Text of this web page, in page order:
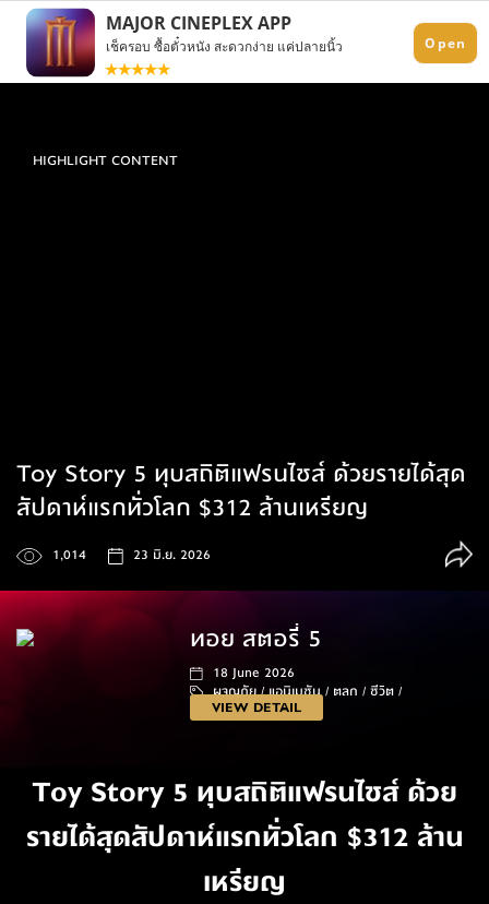
HIGHLIGHT CONTENT
Toy Story 5 ทุบสถิติแฟรนไชส์ ด้วยรายได้สุด
สัปดาห์แรกทั่วโลก $312 ล้านเหรียญ
1,014 23 มิ.ย. 2026
ทอย สตอรี่ 5
18 June 2026
ผจญภัย /แอนิเมชัน / ตลก /ชีวิต /
102 นาที
VIEW DETAIL
Toy Story 5 ทุบสถิติแฟรนไชส์ ด้วย
รายได้สุดสัปดาห์แรกทั่วโลก $312 ล้าน
เหรียญ